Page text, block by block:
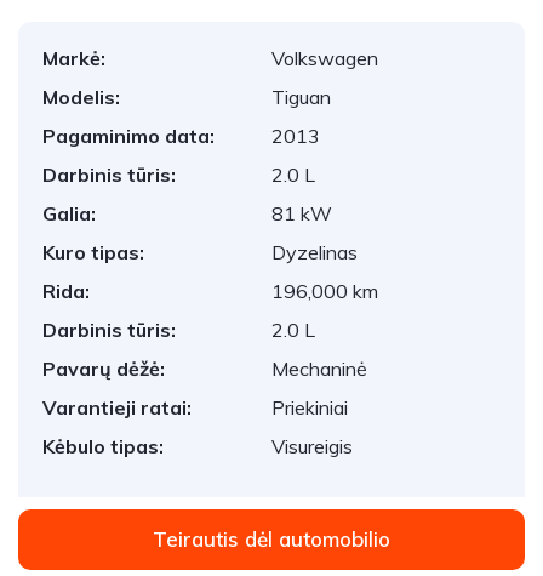
Markė:
Volkswagen
Modelis:
Tiguan
Pagaminimo data:
2013
Darbinis tūris:
2.0 L
Galia:
81 kW
Kuro tipas:
Dyzelinas
Rida:
196,000 km
Darbinis tūris:
2.0 L
Pavarų dėžė:
Mechaninė
Varantieji ratai:
Priekiniai
Kėbulo tipas:
Visureigis
Teirautis dėl automobilio